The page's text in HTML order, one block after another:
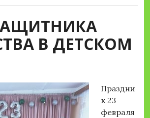
В ДЕТСКОМ
Праздни
к 23
февраля